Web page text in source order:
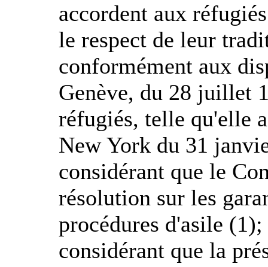
accordent aux
le respect de leur
conformément aux
Genève, du 28 juillet
réfugiés, telle qu'elle
New York du 31
considérant que le
résolution sur les
procédures d'asile (1);
considérant que la